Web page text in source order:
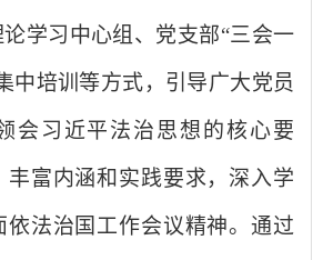
学习中心组、党支部“三会一
中培训等方式，引导广大党员
会习近平法治思想的核心要
丰富内涵和实践要求，深入学
依法治国工作会议精神。通过